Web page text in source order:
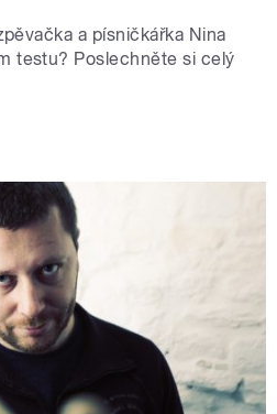
a písničkářka Nina
testu? Poslechněte si celý